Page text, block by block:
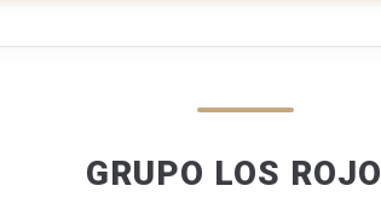
GRUPO LOS